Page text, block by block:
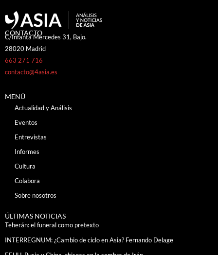
CONTACTO
C/Infanta Mercedes 31, Bajo.
28020 Madrid
663 271 716
contacto@4asia.es
MENÚ
Actualidad y Análisis
Eventos
Entrevistas
Informes
Cultura
Colabora
Sobre nosotros
ÚLTIMAS NOTICIAS
Teherán: el funeral como pretexto
INTERREGNUM: ¿Cambio de ciclo en Asia? Fernando Delage